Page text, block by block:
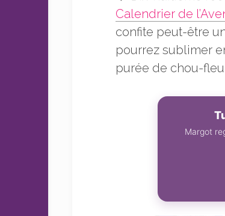
sans
sucre
Calendrier de
confite peut-être
pourrez sublimer
purée de chou-
Margot